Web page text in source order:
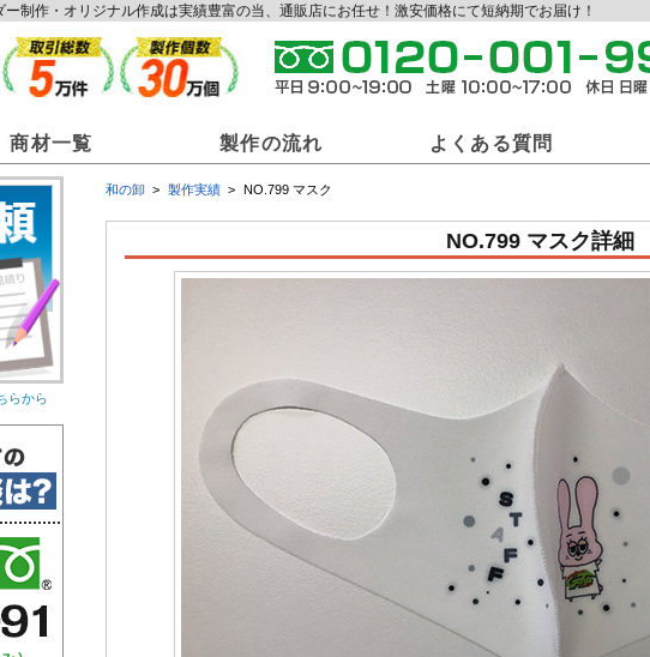
制作・オリジナル作成は実績豊富の当、通販店にお任せ！激安価格にて短納期でお届け！
商材一覧
和の卸商材一覧
オリジナル提灯 オリジナル法被 オリ
製作の流れ よくある質問
和の卸 製作実績 NO.799 マスク
NO.799 マスク詳細
らから